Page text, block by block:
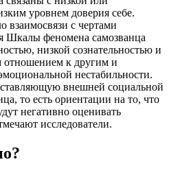
уровнем доверия себе.
взаимосвязи с чертами
Шкалы феномена самозванца
низкой сознательностью и
отношением к другим и
нестабильности.
внешней социальной
то есть ориентации на то, что
негативно оценивать
исследователи.